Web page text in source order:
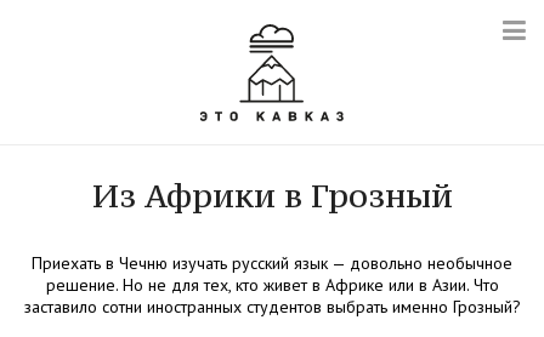
Из Африки в Грозный
Приехать в Чечню изучать русский язык — довольно необычное
решение. Но не для тех, кто живет в Африке или в Азии. Что
заставило сотни иностранных студентов выбрать именно Грозный?